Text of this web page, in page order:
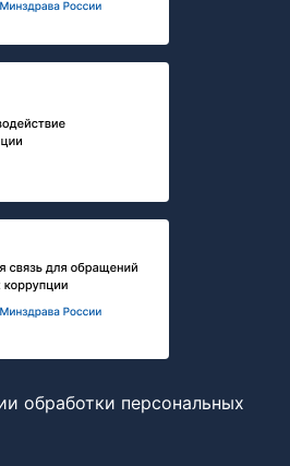
обработки персональных